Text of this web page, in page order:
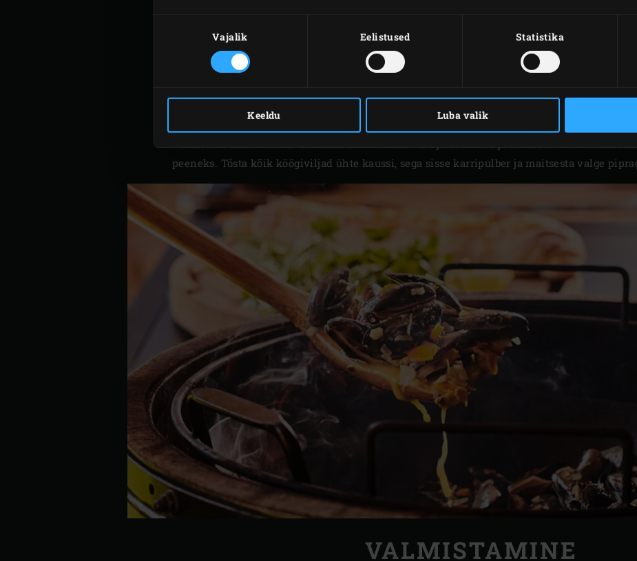
Vajalik Eelistused Statistika
Keeldu Luba valik
Süüta Big Green Eggis söed ja kuumuta EGGi temperatuurini 220 °C. Pese sinimerikarpe
katkised ja lahtised karbid. Lõika laim sektoriteks. Nopi petersellilt ja koriandrilt lehed
Valmista remulaad. Kurna kapparid ja minikurgid ning haki peeneks. Nopi petersellilt
Koori porgandid ja haki peeneks. Koori ja haki šalotid. Koori küüslauguküüned, purusta
väikesteks kuubikuteks. Eemalda tšillikaunalt vars ja seemned ja lõika see õhukesteks
peeneks. Tõsta kõik köögiviljad ühte kaussi, sega sisse karripulber ja maitsesta valge
VALMISTAMINE